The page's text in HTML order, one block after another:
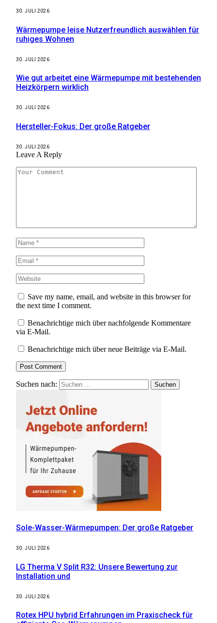
30. JULI 2026
Wärmepumpe leise Nutzerfreundlich auswählen für
ruhiges Wohnen
30. JULI 2026
Wie gut arbeitet eine Wärmepumpe mit bestehenden
Heizkörpern wirklich
30. JULI 2026
Hersteller-Fokus: Der große Ratgeber
30. JULI 2026
Leave A Reply
Save my name, email, and website in this browser for
the next time I comment.
Benachrichtige mich über nachfolgende Kommentare
via E-Mail.
Benachrichtige mich über neue Beiträge via E-Mail.
Suchen nach:
Sole-Wasser-Wärmepumpen: Der große Ratgeber
30. JULI 2026
LG Therma V Split R32: Unsere Bewertung zur
Installation und
30. JULI 2026
Rotex HPU hybrid Erfahrungen im Praxischeck für